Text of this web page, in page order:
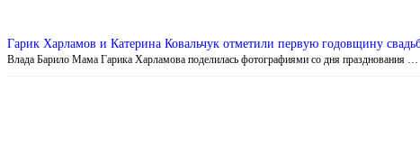
Гарик Харламов и Катерина Ковальчук отметили первую годовщину
Влада Барило Мама Гарика Харламова поделилась фотографиями со дня празднования …